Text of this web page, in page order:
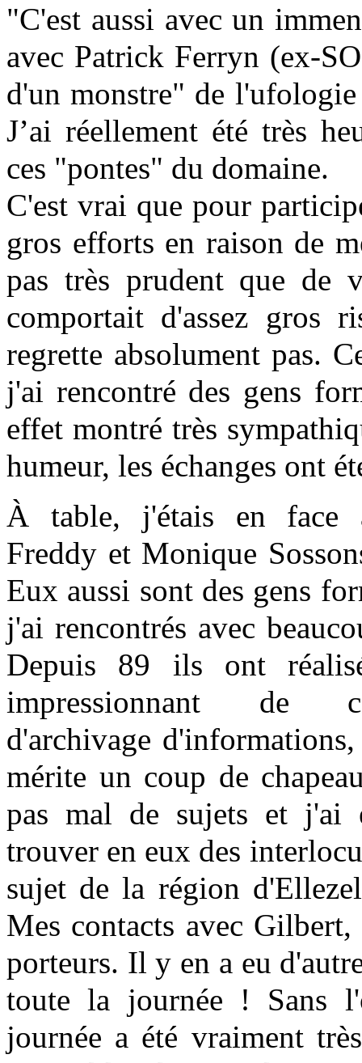
"C'est aussi avec un
avec Patrick Ferryn (ex-
d'un monstre" de
J’ai réellement été très
ces "pontes" du domaine.
C'est vrai que pour
gros efforts en raison de
pas très prudent que de
comportait d'assez gros
regrette absolument pas.
j'ai rencontré des gens
effet montré très
humeur, les échanges ont
À table, j'étais en face
Freddy et Monique
Eux aussi sont des gens
j'ai rencontrés avec
Depuis 89 ils ont
impressionnant de
d'archivage
mérite un coup de
pas mal de sujets et j'ai
trouver en eux des
sujet de la région
Mes contacts avec
porteurs. Il y en a eu
toute la journée ! Sans
journée a été vraiment